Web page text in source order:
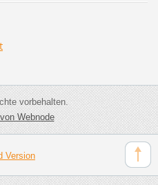
vorbehalten.
Webnode
Version